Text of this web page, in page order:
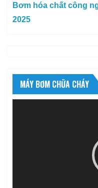
Bơm hóa chất công
2025
MÁY BƠM CHỮA CHÁY